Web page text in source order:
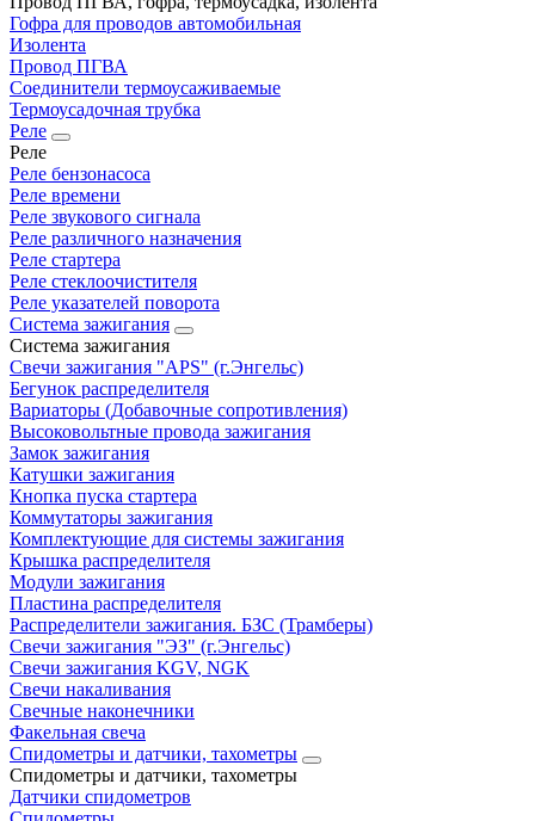
Гофра для проводов автомобильная
Изолента
Провод ПГВА
Соединители термоусаживаемые
Термоусадочная трубка
Реле
Реле
Реле бензонасоса
Реле времени
Реле звукового сигнала
Реле различного назначения
Реле стартера
Реле стеклоочистителя
Реле указателей поворота
Система зажигания
Система зажигания
Свечи зажигания "APS" (г.Энгельс)
Бегунок распределителя
Вариаторы (Добавочные сопротивления)
Высоковольтные провода зажигания
Замок зажигания
Катушки зажигания
Кнопка пуска стартера
Коммутаторы зажигания
Комплектующие для системы зажигания
Крышка распределителя
Модули зажигания
Пластина распределителя
Распределители зажигания. БЗС (Трамберы)
Свечи зажигания "ЭЗ" (г.Энгельс)
Свечи зажигания KGV, NGK
Свечи накаливания
Свечные наконечники
Факельная свеча
Спидометры и датчики, тахометры
Спидометры и датчики, тахометры
Датчики спидометров